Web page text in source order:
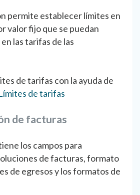
permite establecer límites en
valor fijo que se puedan
las tarifas de las
de tarifas con la ayuda de
de tarifas
de facturas
los campos para
de facturas, formato
de egresos y los formatos de